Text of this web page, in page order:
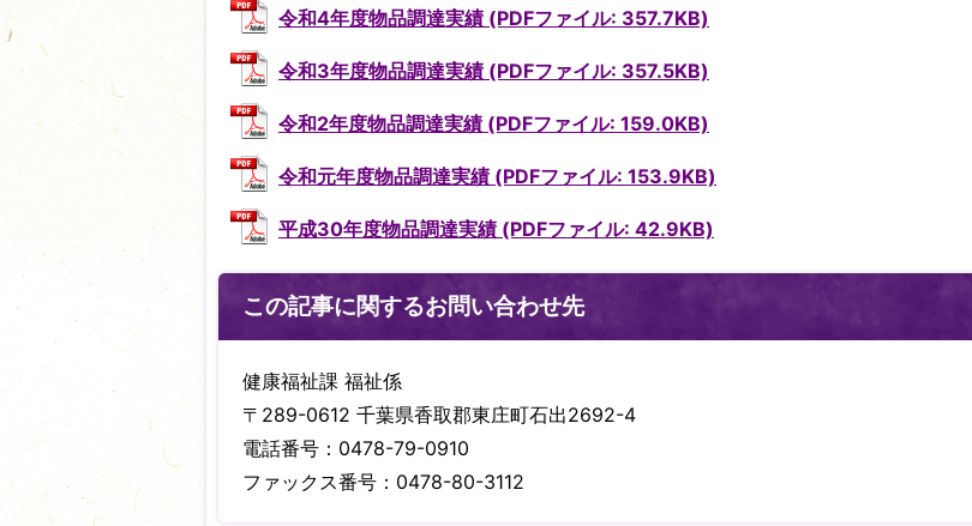
令和4年度物品調達実績 (PDFファイル: 357.7KB)
令和3年度物品調達実績 (PDFファイル: 357.5KB)
令和2年度物品調達実績 (PDFファイル: 159.0KB)
令和元年度物品調達実績 (PDFファイル: 153.9KB)
平成30年度物品調達実績 (PDFファイル: 42.9KB)
この記事に関するお問い合わせ先
健康福祉課 福祉係
〒289-0612 千葉県香取郡東庄町石出2692-4
電話番号：0478-79-0910
ファックス番号：0478-80-3112